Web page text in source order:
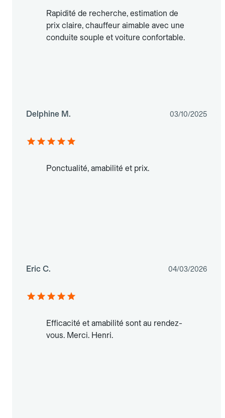
Rapidité de recherche, estimation de
prix claire, chauffeur aimable avec une
conduite souple et voiture confortable.
Delphine M. 03/10/2025
Ponctualité, amabilité et prix.
Eric C. 04/03/2026
Efficacité et amabilité sont au rendez-
vous. Merci. Henri.